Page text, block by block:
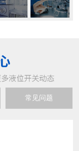
常见问题